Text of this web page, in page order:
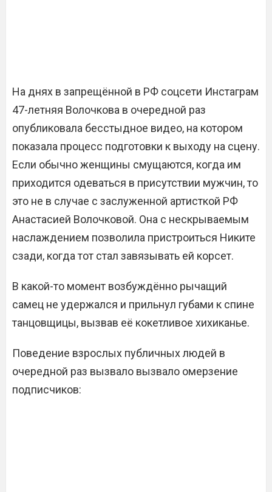
На днях в запрещённой в РФ соцсети Инстаграм
47-летняя Волочкова в очередной раз
опубликовала бесстыдное видео, на котором
показала процесс подготовки к выходу на сцену.
Если обычно женщины смущаются, когда им
приходится одеваться в присутствии мужчин, то
это не в случае с заслуженной артисткой РФ
Анастасией Волочковой. Она с нескрываемым
наслаждением позволила пристроиться Никите
сзади, когда тот стал завязывать ей корсет.
В какой-то момент возбуждённо рычащий
самец не удержался и прильнул губами к спине
танцовщицы, вызвав её кокетливое хихиканье.
Поведение взрослых публичных людей в
очередной раз вызвало вызвало омерзение
подписчиков: